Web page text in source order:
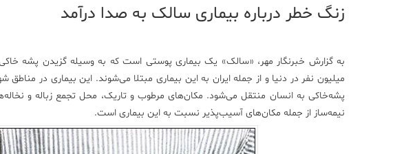
زنگ خطر درباره بیماری سالک به صدا درآمد
به گزارش خبرنگار مهر، «سالک» یک بیماری پوستی است که به وسیله گزیدن پشه خاکی
میلیون نفر در دنیا و از جمله ایران به این بیماری مبتلا می‌شوند. این بیماری در
پشه‌خاکی به انسان منتقل می‌شود. مکان‌های مرطوب و تاریک، محل تجمع زباله و
نیمه‌ساز از جمله مکان‌های آسیب‌پذیر نسبت به این بیماری است.